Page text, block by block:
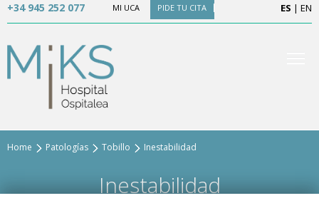
+34 945 252 077 MI UCA PIDE TU CITA ES | EN
Home Patologías Tobillo Inestabilidad
Inestabilidad